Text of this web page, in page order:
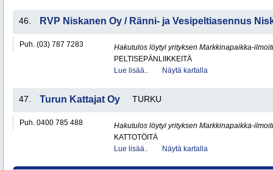
46. RVP Niskanen Oy / Ränni- ja Vesipeltiasennus
Puh. (03) 787 7283
Hakutulos löytyi yrityksen Markkinapaikka-
PELTISEPÄNLIIKKEITÄ
Lue lisää..
Näytä kartalla
47. Turun Kattajat Oy TURKU
Puh. 0400 785 488
Hakutulos löytyi yrityksen Markkinapaikka-
KATTOTÖITÄ
Lue lisää..
Näytä kartalla